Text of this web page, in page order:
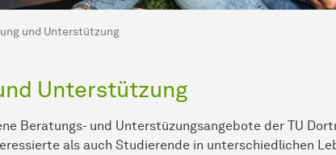
und Unterstützung
Unterstützung
Beratungs- und Unterstüzungsangebote der TU
als auch Studierende in unterschiedlichen